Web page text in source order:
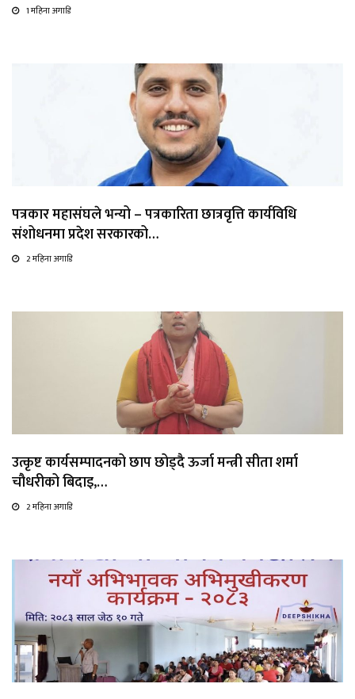
1 महिना अगाडि
पत्रकार महासंघले भन्यो – पत्रकारिता छात्रवृत्ति कार्यविधि
संशोधनमा प्रदेश सरकारको…
2 महिना अगाडि
उत्कृष्ट कार्यसम्पादनको छाप छोड्दै ऊर्जा मन्त्री सीता शर्मा
चौधरीको बिदाइ,…
2 महिना अगाडि